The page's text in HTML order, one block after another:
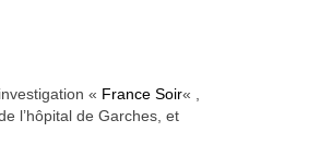
« France Soir« ,
l’hôpital de Garches, et